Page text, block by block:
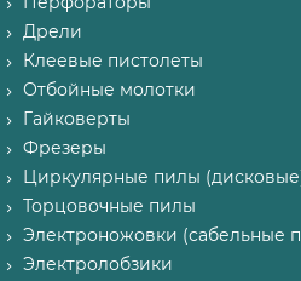
Дрели
Клеевые пистолеты
Отбойные молотки
Гайковерты
Фрезеры
Циркулярные пилы
Торцовочные пилы
Электроножовки (сабельные
Электролобзики